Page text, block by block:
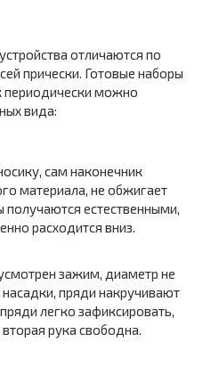
отличаются по
прически. Готовые наборы
можно
вида:
сам наконечник
материала, не обжигает
естественными,
расходится вниз.
зажим, диаметр не
пряди накручивают
легко зафиксировать,
рука свободна.